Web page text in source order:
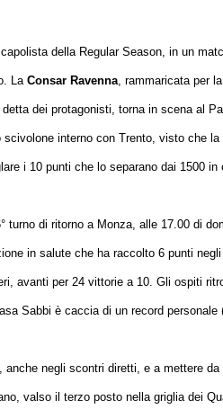
della Regular Season, in un
LaConsar Ravenna, rammaricata per
dei protagonisti, torna in scena al
interno con Trento, visto che
i 10 punti che lo separano dai 1500 in
turno di ritorno a Monza, alle 17.00 di
in salute che ha raccolto 6 punti
avanti per 24 vittorie a 10. Gli ospiti
Sabbi è caccia di un record
anche negli scontri diretti, e a mettere
valso il terzo posto nella griglia dei